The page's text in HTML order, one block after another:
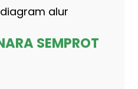
alur
SEMPROT